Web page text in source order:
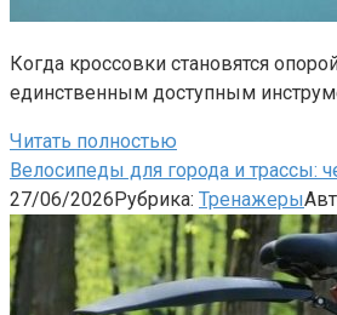
Когда кроссовки становятся
единственным доступным
Читать полностью
Велосипеды для города и трассы:
27/06/2026Рубрика: Тренажеры